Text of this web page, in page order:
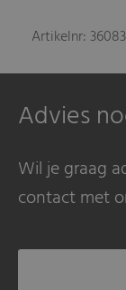
Artikelnr:
Advies
Wil je graag
contact met